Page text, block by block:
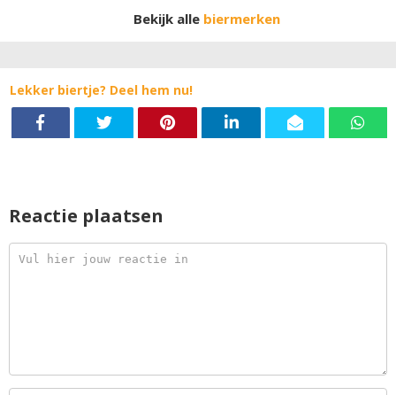
Bekijk alle biermerken
Lekker biertje? Deel hem nu!
Reactie plaatsen